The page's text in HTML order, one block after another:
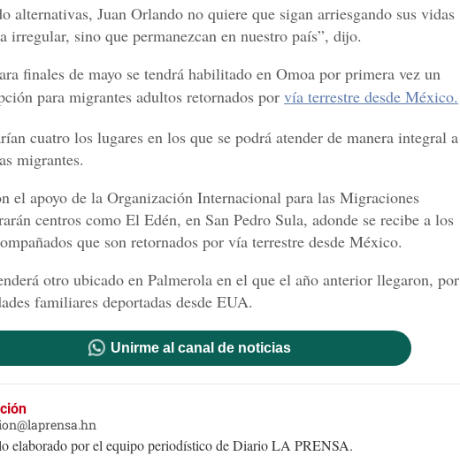
alternativas, Juan Orlando no quiere que sigan arriesgando sus vidas
irregular, sino que permanezcan en nuestro país”, dijo.
finales de mayo se tendrá habilitado en Omoa por primera vez un
para migrantes adultos retornados por vía terrestre desde México.
cuatro los lugares en los que se podrá atender de manera integral a
migrantes.
el apoyo de la Organización Internacional para las Migraciones
centros como El Edén, en San Pedro Sula, adonde se recibe a los
que son retornados por vía terrestre desde México.
otro ubicado en Palmerola en el que el año anterior llegaron, por
familiares deportadas desde EUA.
Unirme al canal de noticias
elaborado por el equipo periodístico de Diario LA PRENSA.